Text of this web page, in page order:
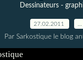
Dessinateurs -
27.02.2011
Par Sarkostique le blog